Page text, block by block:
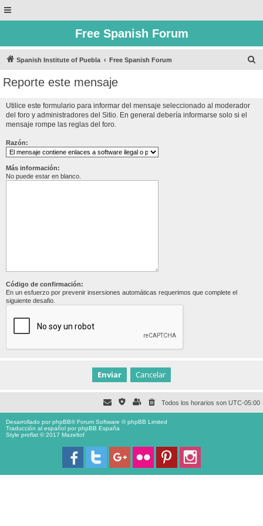
Free Spanish Forum
Spanish Institute of Puebla Free Spanish Forum
Reporte este mensaje
Utilice este formulario para informar del mensaje seleccionado al moderador
del foro y administradores del Sitio. En general debería informarse solo si el
mensaje rompe las reglas del foro.
Razón:
Más información:
No puede estar en blanco.
Código de confirmación:
En un esfuerzo por prevenir insersiones automáticas requerimos que complete el
siguiente desafio.
Todos los horarios son UTC-05:00
Desarrollado porphpBB® Forum Software © phpBB Limited
Traducción al español porphpBB España
Style proflat © 2017 Mazeltof